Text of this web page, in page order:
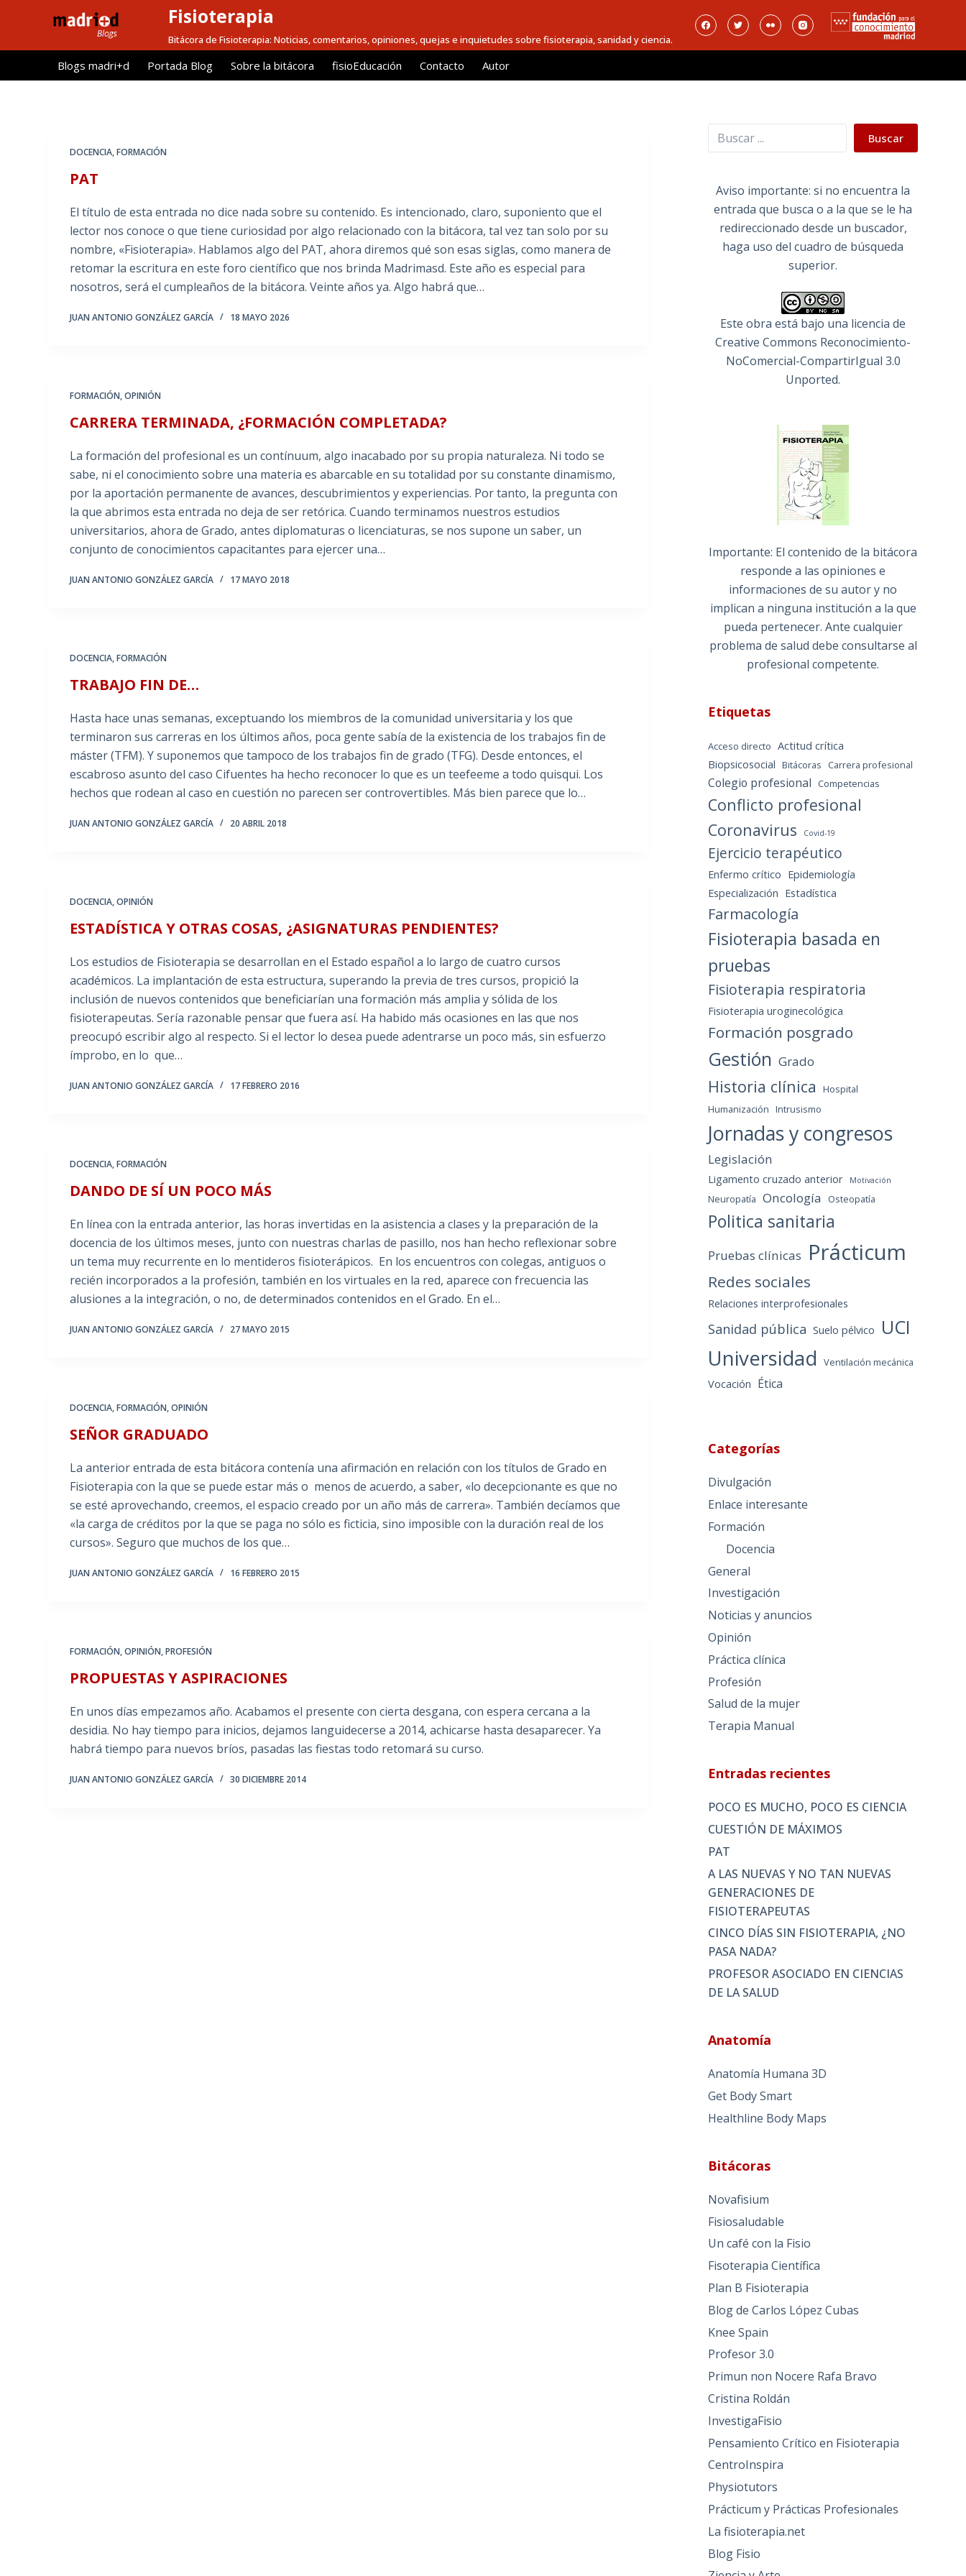
l
Fisioterapia
Bitácora de Fisioterapia: Noticias, comentarios, opiniones, quejas e inquietudes sobre fisioterapia, sanidad y ciencia.
Blogs madri+d Portada Blog Sobre la bitácora fisioEducación Contacto Autor
DOCENCIA,FORMACIÓN
PAT
El título de esta entrada no dice nada sobre su contenido. Es intencionado, claro, suponiento que el
lector nos conoce o que tiene curiosidad por algo relacionado con la bitácora, tal vez tan solo por su
nombre, «Fisioterapia». Hablamos algo del PAT, ahora diremos qué son esas siglas, como manera de
retomar la escritura en este foro científico que nos brinda Madrimasd. Este año es especial para
nosotros, será el cumpleaños de la bitácora. Veinte años ya. Algo habrá que…
JUAN ANTONIO GONZÁLEZ GARCÍA 18 MAYO 2026
FORMACIÓN,OPINIÓN
CARRERA TERMINADA, ¿FORMACIÓN COMPLETADA?
La formación del profesional es un contínuum, algo inacabado por su propia naturaleza. Ni todo se
sabe, ni el conocimiento sobre una materia es abarcable en su totalidad por su constante dinamismo,
por la aportación permanente de avances, descubrimientos y experiencias. Por tanto, la pregunta con
la que abrimos esta entrada no deja de ser retórica. Cuando terminamos nuestros estudios
universitarios, ahora de Grado, antes diplomaturas o licenciaturas, se nos supone un saber, un
conjunto de conocimientos capacitantes para ejercer una…
JUAN ANTONIO GONZÁLEZ GARCÍA 17 MAYO 2018
DOCENCIA,FORMACIÓN
TRABAJO FIN DE…
Hasta hace unas semanas, exceptuando los miembros de la comunidad universitaria y los que
terminaron sus carreras en los últimos años, poca gente sabía de la existencia de los trabajos fin de
máster (TFM). Y suponemos que tampoco de los trabajos fin de grado (TFG). Desde entonces, el
escabroso asunto del caso Cifuentes ha hecho reconocer lo que es un teefeeme a todo quisqui. Los
hechos que rodean al caso en cuestión no parecen ser controvertibles. Más bien parece que lo…
JUAN ANTONIO GONZÁLEZ GARCÍA 20 ABRIL 2018
DOCENCIA,OPINIÓN
ESTADÍSTICA Y OTRAS COSAS, ¿ASIGNATURAS PENDIENTES?
Los estudios de Fisioterapia se desarrollan en el Estado español a lo largo de cuatro cursos
académicos. La implantación de esta estructura, superando la previa de tres cursos, propició la
inclusión de nuevos contenidos que beneficiarían una formación más amplia y sólida de los
fisioterapeutas. Sería razonable pensar que fuera así. Ha habido más ocasiones en las que nos
preocupó escribir algo al respecto. Si el lector lo desea puede adentrarse un poco más, sin esfuerzo
ímprobo, en lo que…
JUAN ANTONIO GONZÁLEZ GARCÍA 17 FEBRERO 2016
DOCENCIA,FORMACIÓN
DANDO DE SÍ UN POCO MÁS
En línea con la entrada anterior, las horas invertidas en la asistencia a clases y la preparación de la
docencia de los últimos meses, junto con nuestras charlas de pasillo, nos han hecho reflexionar sobre
un tema muy recurrente en lo mentideros fisioterápicos. En los encuentros con colegas, antiguos o
recién incorporados a la profesión, también en los virtuales en la red, aparece con frecuencia las
alusiones a la integración, o no, de determinados contenidos en el Grado. En el…
JUAN ANTONIO GONZÁLEZ GARCÍA 27 MAYO 2015
DOCENCIA,FORMACIÓN,OPINIÓN
SEÑOR GRADUADO
La anterior entrada de esta bitácora contenía una afirmación en relación con los títulos de Grado en
Fisioterapia con la que se puede estar más o menos de acuerdo, a saber, «lo decepcionante es que no
se esté aprovechando, creemos, el espacio creado por un año más de carrera». También decíamos que
«la carga de créditos por la que se paga no sólo es ficticia, sino imposible con la duración real de los
cursos». Seguro que muchos de los que…
JUAN ANTONIO GONZÁLEZ GARCÍA 16 FEBRERO 2015
FORMACIÓN,OPINIÓN,PROFESIÓN
PROPUESTAS Y ASPIRACIONES
En unos días empezamos año. Acabamos el presente con cierta desgana, con espera cercana a la
desidia. No hay tiempo para inicios, dejamos languidecerse a 2014, achicarse hasta desaparecer. Ya
habrá tiempo para nuevos bríos, pasadas las fiestas todo retomará su curso.
JUAN ANTONIO GONZÁLEZ GARCÍA 30 DICIEMBRE 2014
Buscar Buscar
Aviso importante: si no encuentra la
entrada que busca o a la que se le ha
redireccionado desde un buscador,
haga uso del cuadro de búsqueda
superior.
Este obra está bajo una licencia de
Creative Commons Reconocimiento-
NoComercial-CompartirIgual 3.0
Unported.
Importante: El contenido de la bitácora
responde a las opiniones e
informaciones de su autor y no
implican a ninguna institución a la que
pueda pertenecer. Ante cualquier
problema de salud debe consultarse al
profesional competente.
Etiquetas
Acceso directo Actitud crítica
Biopsicosocial Bitácoras Carrera profesional
Colegio profesional Competencias
Conflicto profesional
Coronavirus
Covid-19
Ejercicio terapéutico
Enfermo crítico Epidemiología
Especialización Estadística
Farmacología
Fisioterapia basada en
pruebas
Fisioterapia respiratoria
Fisioterapia uroginecológica
Formación posgrado
Gestión Grado
Historia clínica
Hospital
Humanización Intrusismo
Jornadas y congresos
Legislación
Ligamento cruzado anterior Motivación
Neuropatía Oncología Osteopatía
Politica sanitaria
Pruebas clínicas Prácticum
Redes sociales
Relaciones interprofesionales
Sanidad pública Suelo pélvico UCI
Universidad Ventilación mecánica
Vocación Ética
Categorías
Divulgación
Enlace interesante
Formación
Docencia
General
Investigación
Noticias y anuncios
Opinión
Práctica clínica
Profesión
Salud de la mujer
Terapia Manual
Entradas recientes
POCO ES MUCHO, POCO ES CIENCIA
CUESTIÓN DE MÁXIMOS
PAT
A LAS NUEVAS Y NO TAN NUEVAS
GENERACIONES DE
FISIOTERAPEUTAS
CINCO DÍAS SIN FISIOTERAPIA, ¿NO
PASA NADA?
PROFESOR ASOCIADO EN CIENCIAS
DE LA SALUD
Anatomía
Anatomía Humana 3D
Get Body Smart
Healthline Body Maps
Bitácoras
Novafisium
Fisiosaludable
Un café con la Fisio
Fisoterapia Científica
Plan B Fisioterapia
Blog de Carlos López Cubas
Knee Spain
Profesor 3.0
Primun non Nocere Rafa Bravo
Cristina Roldán
InvestigaFisio
Pensamiento Crítico en Fisioterapia
CentroInspira
Physiotutors
Prácticum y Prácticas Profesionales
La fisioterapia.net
Blog Fisio